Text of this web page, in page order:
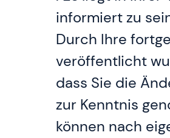
informiert zu
Durch Ihre
veröffentlicht
dass Sie die
zur Kenntnis
können nach